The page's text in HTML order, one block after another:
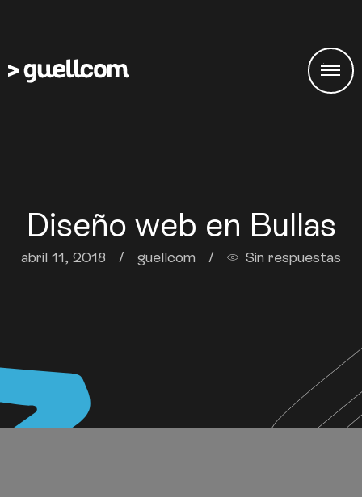
Diseño web en Bullas
abril 11, 2018 / guellcom / Sin respuestas